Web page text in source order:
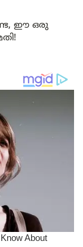
ഈ ഒരു